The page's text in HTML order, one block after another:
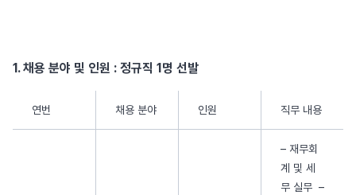
1. 채용 분야 및 인원 : 정규직 1명 선발
연번 채용 분야 인원 직무 내용
– 재무회
계 및 세
무 실무 –